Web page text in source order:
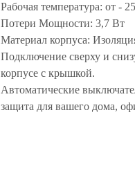
Рабочая температура: от -
Потери Мощности: 3,7 Вт
Материал корпуса:
Подключение сверху и
корпусе с крышкой.
Автоматические
защита для вашего дома,